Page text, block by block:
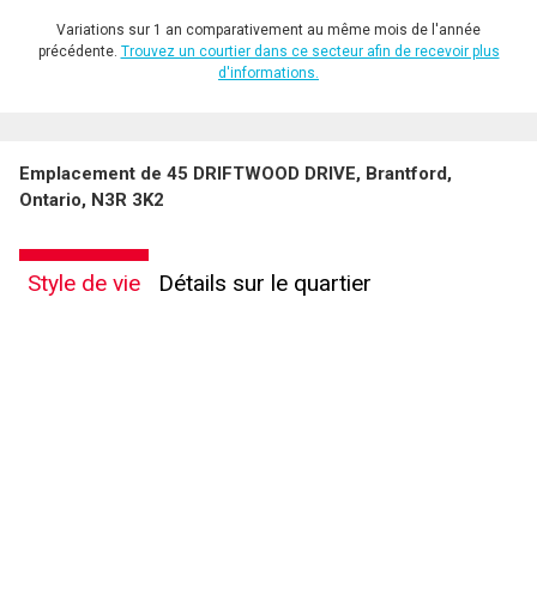
Variations sur 1 an comparativement au même mois de l'année
précédente. Trouvez un courtier dans ce secteur afin de recevoir plus
d'informations.
Emplacement de 45 DRIFTWOOD DRIVE, Brantford,
Ontario, N3R 3K2
Style de vie Détails sur le quartier